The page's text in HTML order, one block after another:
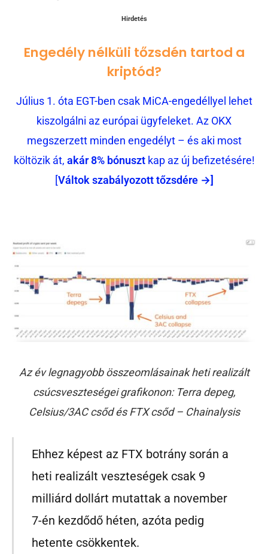
Hirdetés
Engedély nélküli tőzsdén tartod a
kriptód?
Július 1. óta EGT-ben csak MiCA-engedéllyel lehet
kiszolgálni az európai ügyfeleket. Az OKX
megszerzett minden engedélyt – és aki most
költözik át, akár 8% bónusztkap az új befizetésére!
[Váltok szabályozott tőzsdére →]
Az év legnagyobb összeomlásainak heti realizált
csúcsveszteségei grafikonon: Terra depeg,
Celsius/3AC csőd és FTX csőd – Chainalysis
Ehhez képest az FTX botrány során a
heti realizált veszteségek csak 9
milliárd dollárt mutattak a november
7-én kezdődő héten, azóta pedig
hetente csökkentek.